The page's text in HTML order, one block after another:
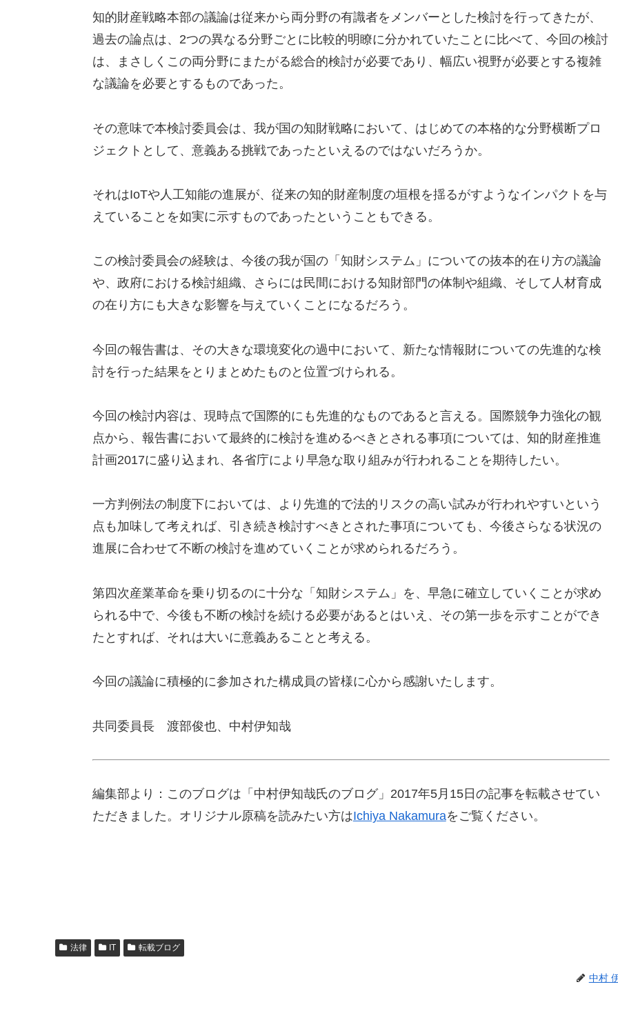
知的財産戦略本部の議論は従来から両分野の有識者をメンバーとした検討を行ってきたが、
過去の論点は、2つの異なる分野ごとに比較的明瞭に分かれていたことに比べて、今回の検討
は、まさしくこの両分野にまたがる総合的検討が必要であり、幅広い視野が必要とする複雑
な議論を必要とするものであった。
その意味で本検討委員会は、我が国の知財戦略において、はじめての本格的な分野横断プロ
ジェクトとして、意義ある挑戦であったといえるのではないだろうか。
それはIoTや人工知能の進展が、従来の知的財産制度の垣根を揺るがすようなインパクトを与
えていることを如実に示すものであったということもできる。
この検討委員会の経験は、今後の我が国の「知財システム」についての抜本的在り方の議論
や、政府における検討組織、さらには民間における知財部門の体制や組織、そして人材育成
の在り方にも大きな影響を与えていくことになるだろう。
今回の報告書は、その大きな環境変化の過中において、新たな情報財についての先進的な検
討を行った結果をとりまとめたものと位置づけられる。
今回の検討内容は、現時点で国際的にも先進的なものであると言える。国際競争力強化の観
点から、報告書において最終的に検討を進めるべきとされる事項については、知的財産推進
計画2017に盛り込まれ、各省庁により早急な取り組みが行われることを期待したい。
一方判例法の制度下においては、より先進的で法的リスクの高い試みが行われやすいという
点も加味して考えれば、引き続き検討すべきとされた事項についても、今後さらなる状況の
進展に合わせて不断の検討を進めていくことが求められるだろう。
第四次産業革命を乗り切るのに十分な「知財システム」を、早急に確立していくことが求め
られる中で、今後も不断の検討を続ける必要があるとはいえ、その第一歩を示すことができ
たとすれば、それは大いに意義あることと考える。
今回の議論に積極的に参加された構成員の皆様に心から感謝いたします。
共同委員長 渡部俊也、中村伊知哉
編集部より：このブログは「中村伊知哉氏のブログ」2017年5月15日の記事を転載させてい
ただきました。オリジナル原稿を読みたい方はIchiya Nakamuraをご覧ください。
法律 IT 転載ブログ
中村